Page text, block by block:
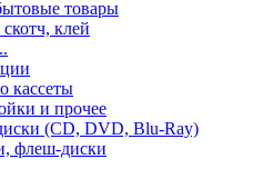
товары
клей
кассеты
и прочее
(CD, DVD, Blu-Ray)
флеш-диски